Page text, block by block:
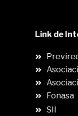
Link de
Fonasa
SII